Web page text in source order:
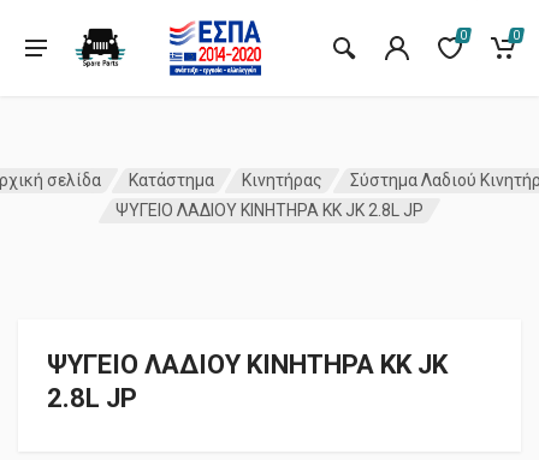
0 0
σελίδα Κατάστημα Κινητήρας
Σύστημα Λαδιού
ΨΥΓΕΙΟ ΛΑΔΙΟΥ ΚΙΝΗΤΗΡΑ KK JK 2.8L JP
ΨΥΓΕΙΟ ΛΑΔΙΟΥ ΚΙΝΗΤΗΡΑ KK JK
2.8L JP